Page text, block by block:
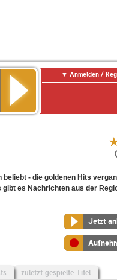
Anmelden /
- die goldenen Hits
es Nachrichten aus der
Jetzt
zuletzt gespielte Titel